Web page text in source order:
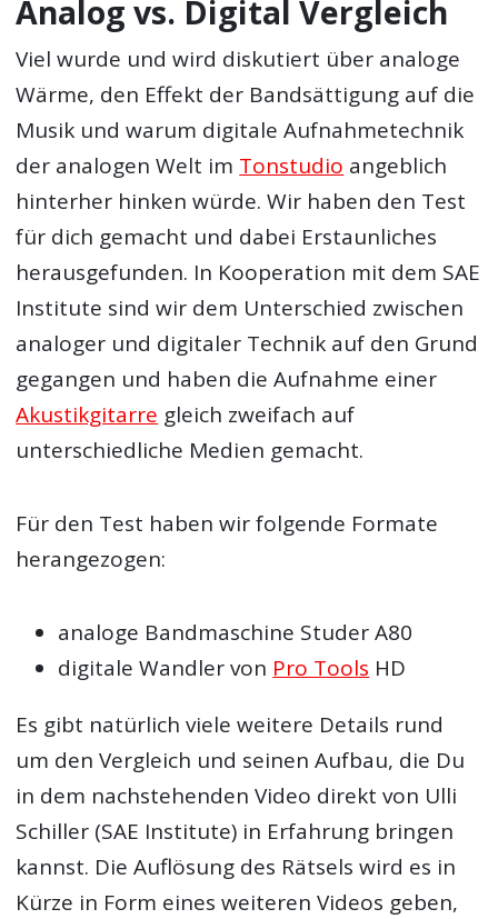
Analog vs. Digital Vergleich
Viel wurde und wird diskutiert über analoge
Wärme, den Effekt der Bandsättigung auf die
Musik und warum digitale Aufnahmetechnik
der analogen Welt im Tonstudio angeblich
hinterher hinken würde. Wir haben den Test
für dich gemacht und dabei Erstaunliches
herausgefunden. In Kooperation mit dem SAE
Institute sind wir dem Unterschied zwischen
analoger und digitaler Technik auf den Grund
gegangen und haben die Aufnahme einer
Akustikgitarre gleich zweifach auf
unterschiedliche Medien gemacht.
Für den Test haben wir folgende Formate
herangezogen:
analoge Bandmaschine Studer A80
digitale Wandler von Pro Tools HD
Es gibt natürlich viele weitere Details rund
um den Vergleich und seinen Aufbau, die Du
in dem nachstehenden Video direkt von Ulli
Schiller (SAE Institute) in Erfahrung bringen
kannst. Die Auflösung des Rätsels wird es in
Kürze in Form eines weiteren Videos geben,